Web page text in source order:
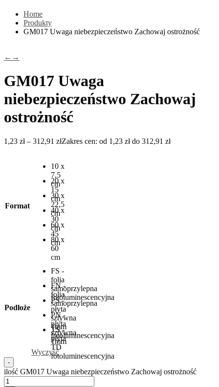
Home
Produkty
GM017 Uwaga niebezpieczeństwo Zachowaj ostrożność
← →
GM017 Uwaga
niebezpieczeństwo Zachowaj
ostrożność
1,23 zł – 312,91 złZakres cen: od 1,23 zł do 312,91 zł
Format
10 x
7,5
cm
20 x
15
cm
30 x
22,5
cm
40 x
30
cm
60 x
45
cm
80 x
60
cm
Podłoże
FS -
folia
samoprzylepna
fotoluminescencyjna
FN -
folia
samoprzylepna
PS -
płyta
sztywna
1mm
fotoluminescencyjna
PN -
płyta
sztywna
1mm
TS -
płyta
TD
fotoluminescencyjna
Wyczyść
-
ilość GM017 Uwaga niebezpieczeństwo Zachowaj ostrożność